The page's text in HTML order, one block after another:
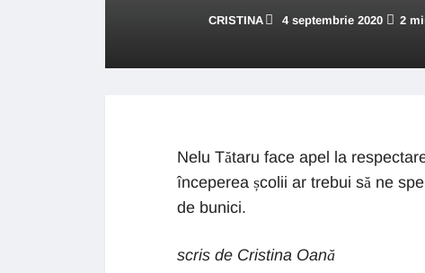
CRISTINA 4 septembrie 2020 2
Nelu Tătaru face apel la
începerea școlii ar trebui să ne
de bunici.
scris de Cristina Oană